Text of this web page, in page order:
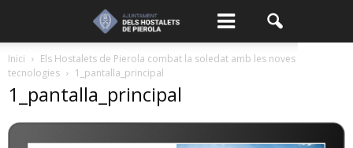
Inici
Els Hostalets de Pierola combat la soledat amb les noves
tecnologies
1_pantalla_principal
1_pantalla_principal